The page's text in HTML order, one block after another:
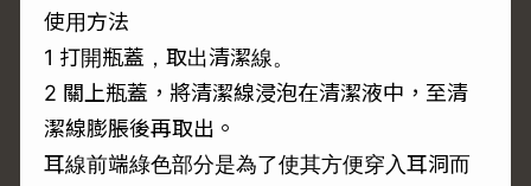
使用方法
1 打開瓶蓋，取出清潔線。
2 關上瓶蓋，將清潔線浸泡在清潔液中，至清
潔線膨脹後再取出。
耳線前端綠色部分是為了使其方便穿入耳洞而